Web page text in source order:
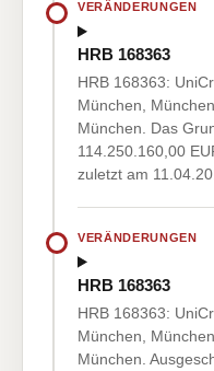
VERÄNDERUNGEN
HRB 168363
HRB 168363:
München,
München. Das
114.250.160,00
zuletzt am
VERÄNDERUNGEN
HRB 168363
HRB 168363:
München,
München.